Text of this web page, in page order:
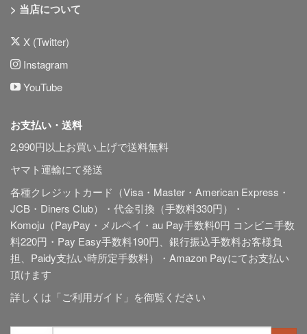
> 当店について
X (Twitter)
Instagram
YouTube
お支払い・送料
2,990円以上お買い上げで送料無料
ヤマト運輸にて発送
各種クレジットカード（Visa・Master・American Express・
JCB・Diners Club）・代金引換（手数料330円）・
Komoju（PayPay・メルペイ・au Pay手数料0円 コンビニ手数
料220円・Pay Easy手数料190円、銀行振込手数料お客様負
担、Paidy支払い時所定手数料）・Amazon Payにてお支払い
頂けます
詳しくは「ご利用ガイド 」を御覧ください